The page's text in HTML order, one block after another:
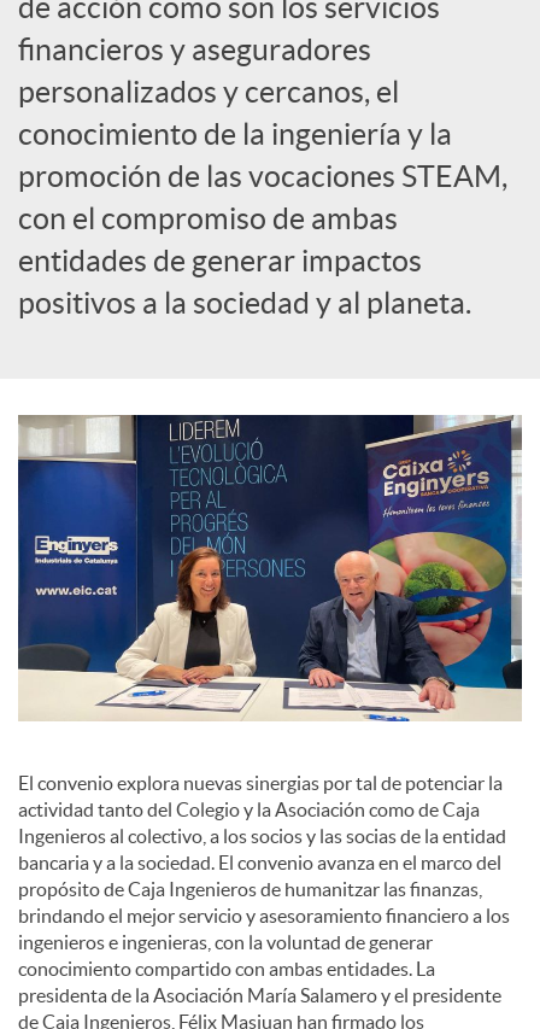
de acción como son los servicios
financieros y aseguradores
personalizados y cercanos, el
conocimiento de la ingeniería y la
promoción de las vocaciones STEAM,
con el compromiso de ambas
entidades de generar impactos
positivos a la sociedad y al planeta.
El convenio explora nuevas sinergias por tal de potenciar la
actividad tanto del Colegio y la Asociación como de Caja
Ingenieros al colectivo, a los socios y las socias de la entidad
bancaria y a la sociedad. El convenio avanza en el marco del
propósito de Caja Ingenieros de humanitzar las finanzas,
brindando el mejor servicio y asesoramiento financiero a los
ingenieros e ingenieras, con la voluntad de generar
conocimiento compartido con ambas entidades. La
presidenta de la Asociación María Salamero y el presidente
de Caja Ingenieros, Félix Masjuan han firmado los